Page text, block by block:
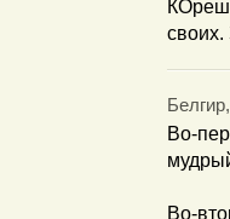
своих.
Во-
Во-